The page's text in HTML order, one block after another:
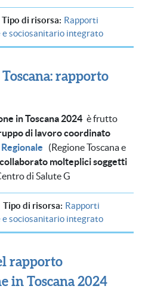
Tipo di risorsa Rapporti
e sociosanitario integrato
rapporto
in Toscana 2024 è frutto
di lavoro coordinato
(Regione Toscana e
molteplici soggetti
di Salute G
Tipo di risorsa Rapporti
e sociosanitario integrato
rapporto
in Toscana 2024